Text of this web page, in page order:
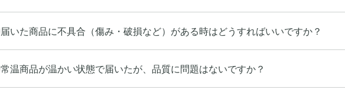
届いた商品に不具合（傷み・破損など）がある時はどうすればいいですか？
常温商品が温かい状態で届いたが、品質に問題はないですか？